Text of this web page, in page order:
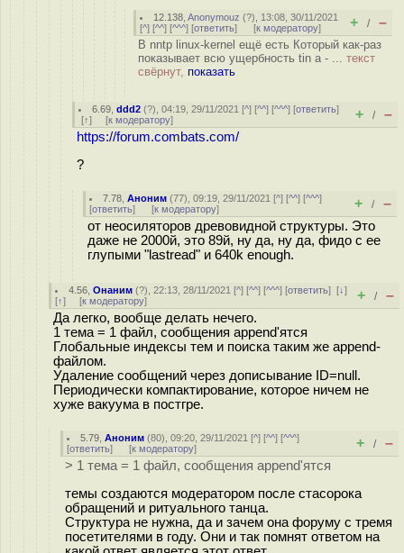
12.138 ,Anonymouz (?), 13:08, 30/11/2021
[^] [^^] [^^^] [ответить] [к модератору] + / –
В nntp linux-kernel ещё есть Который как-раз
показывает всю ущербность tin a - ... текст
свёрнут, показать
6.69 ,ddd2 (?), 04:19, 29/11/2021 [^] [^^] [^^^] [ответить]
[↑] [к модератору] + / –
https://forum.combats.com/
?
7.78 ,Аноним (77), 09:19, 29/11/2021 [^] [^^] [^^^]
[ответить] [к модератору] + / –
от неосиляторов древовидной структуры. Это
даже не 2000й, это 89й, ну да, ну да, фидо с ее
глупыми "lastread" и 640k enough.
4.56 ,Онаним (?), 22:13, 28/11/2021 [^] [^^] [^^^] [ответить][↓]
[↑] [к модератору] + / –
Да легко, вообще делать нечего.
1 тема = 1 файл, сообщения append'ятся
Глобальные индексы тем и поиска таким же append-
файлом.
Удаление сообщений через дописывание ID=null.
Периодически компактирование, которое ничем не
хуже вакуума в постгре.
5.79 ,Аноним (80), 09:20, 29/11/2021 [^] [^^] [^^^]
[ответить] [к модератору] + / –
> 1 тема = 1 файл, сообщения append'ятся
темы создаются модератором после стасорока
обращений и ритуального танца.
Структура не нужна, да и зачем она форуму с тремя
посетителями в году. Они и так помнят ответом на